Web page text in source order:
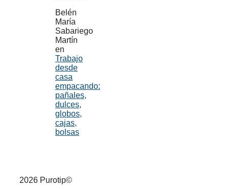
Belén
María
Sabariego
Martín
en
Trabajo
desde
casa
empacando:
pañales,
dulces,
globos,
cajas,
bolsas
2026 Purotip©